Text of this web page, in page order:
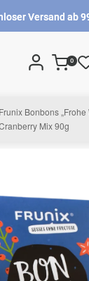
Versand ab
0
Frunix Bonbons
Mix 90g